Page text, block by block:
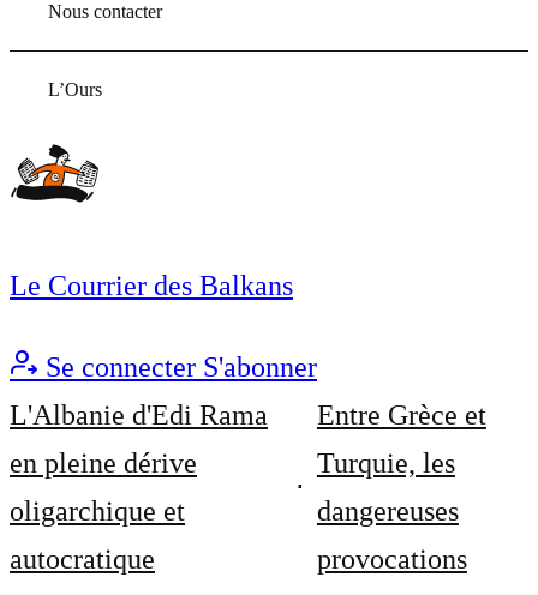
Nous contacter
L’Ours
Le Courrier des Balkans
Se connecter S'abonner
L'Albanie d'Edi Rama
en pleine dérive
oligarchique et
autocratique
Entre Grèce et
Turquie, les
dangereuses
provocations